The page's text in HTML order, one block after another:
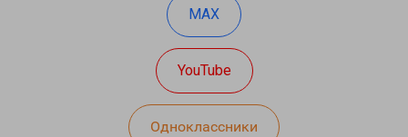
MAX
YouTube
Одноклассники